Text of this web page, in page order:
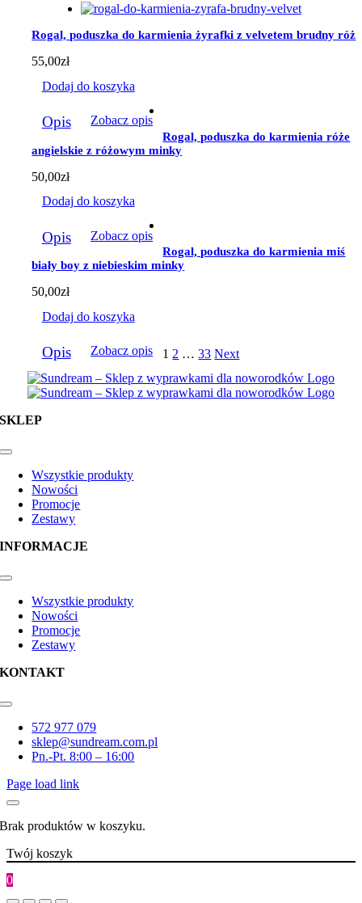
Rogal, poduszka do karmienia żyrafki z velvetem brudny róż
55,00zł
Dodaj do koszyka
Opis Zobacz opis
Rogal, poduszka do karmienia róże
angielskie z różowym minky
50,00zł
Dodaj do koszyka
Opis Zobacz opis
Rogal, poduszka do karmienia miś
biały boy z niebieskim minky
50,00zł
Dodaj do koszyka
Opis Zobacz opis 1 2 … 33 Next
SKLEP
Toggle
NavigationWszystkie produkty
Nowości
Promocje
Zestawy
INFORMACJE
Toggle
NavigationWszystkie produkty
Nowości
Promocje
Zestawy
KONTAKT
Toggle
Navigation572 977 079
sklep@sundream.com.pl
Pn.-Pt. 8:00 – 16:00
Page load link
Brak produktów w koszyku.
Twój koszyk
0